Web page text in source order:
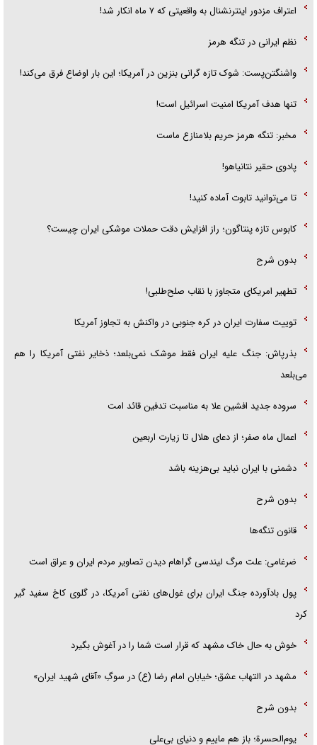
اعتراف مزدور اینترنشنال به واقعیتی که ۷ ماه انکار شد!
نظم ایرانی در تنگه هرمز
واشنگتن‌پست: شوک تازه گرانی بنزین در آمریکا؛ این بار اوضاع فرق می‌کند!
تنها هدف آمریکا امنیت اسرائیل است!
مخبر: تنگه هرمز حریم بلامنازع ماست
پادوی حقیر نتانیاهو!
تا می‌توانید تابوت آماده کنید!
کابوس تازه پنتاگون؛ راز افزایش دقت حملات موشکی ایران چیست؟
بدون شرح
تطهیر امریکای متجاوز با نقاب صلح‌طلبی!
توییت سفارت ایران در کره جنوبی در واکنش به تجاوز آمریکا
بذرپاش: ‏جنگ علیه ایران فقط موشک نمی‌بلعد؛ ذخایر نفتی آمریکا را هم
می‌بلعد
سروده جدید افشین علا به مناسبت تدفین قائد امت
اعمال ماه صفر؛ از دعای هلال تا زیارت اربعین
دشمنی با ایران نباید بی‌هزینه باشد
بدون شرح
قانون تنگه‌ها
ضرغامی: علت مرگ لیندسی گراهام دیدن تصاویر مردم ایران و عراق است
پول بادآورده جنگ ایران برای غول‌های نفتی آمریکا، در گلوی کاخ سفید گیر
کرد
خوش به حال خاک مشهد که قرار است شما را در آغوش بگیرد
مشهد در التهاب عشق؛ خیابان امام رضا (ع) در سوگِ «آقای شهید ایران»
بدون شرح
یوم‌الحسرة؛ باز هم ماییم و دنیای بی‌علی